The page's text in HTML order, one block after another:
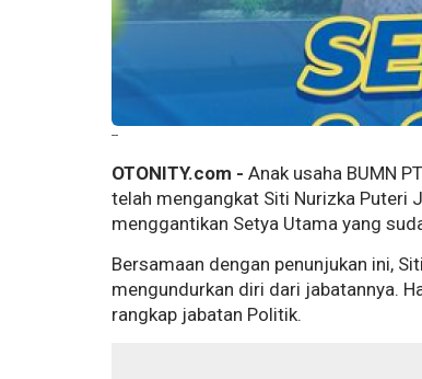
--
OTONITY.com - Anak usaha BUMN
telah mengangkat Siti Nurizka Puteri
menggantikan Setya Utama yang
Bersamaan dengan penunjukan ini,
mengundurkan diri dari jabatannya.
rangkap jabatan Politik.